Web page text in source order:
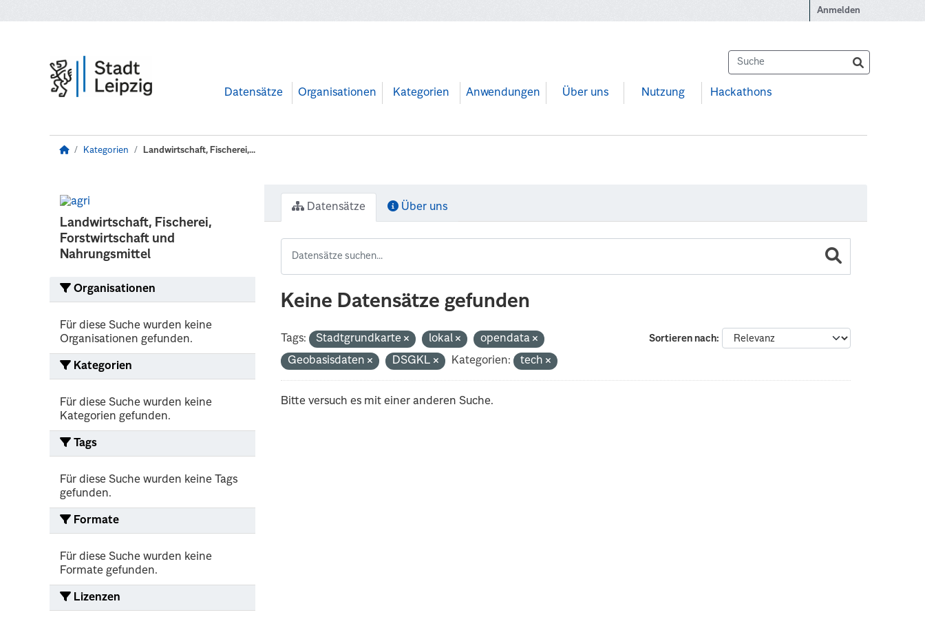
Anmelden
Datensätze Organisationen Kategorien Anwendungen Über uns Nutzung Hackathons
Kategorien Landwirtschaft, Fischerei,...
Landwirtschaft, Fischerei,
Forstwirtschaft und
Nahrungsmittel
Organisationen
Für diese Suche wurden keine
Organisationen gefunden.
Kategorien
Für diese Suche wurden keine
Kategorien gefunden.
Tags
Für diese Suche wurden keine Tags
gefunden.
Formate
Für diese Suche wurden keine
Formate gefunden.
Lizenzen
Datensätze Über uns
Keine Datensätze gefunden
Sortieren nach
Tags: Stadtgrundkarte lokal
opendata
Geobasisdaten
DSGKL Kategorien: tech
Bitte versuch es mit einer anderen Suche.